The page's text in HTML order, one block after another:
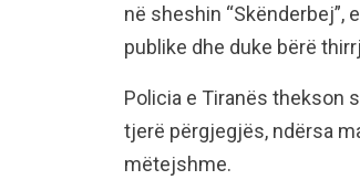
në sheshin
publike dhe duke bërë
Policia e Tiranës thekson
tjerë përgjegjës, ndërsa
mëtejshme.